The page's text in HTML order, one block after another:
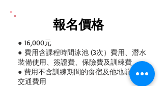
報名價格
● 16,000元
● 費用含課程時間泳池 (3次）費用、潛水
裝備使用、簽證費、保險費及訓練費
● 費用不含訓練期間的食宿及他地前來的
交通費用